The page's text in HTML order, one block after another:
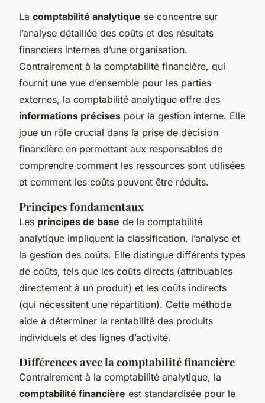
La comptabilité analytique se concentre sur
l’analyse détaillée des coûts et des résultats
financiers internes d’une organisation.
Contrairement à la comptabilité financière, qui
fournit une vue d’ensemble pour les parties
externes, la comptabilité analytique offre des
informations précises pour la gestion interne. Elle
joue un rôle crucial dans la prise de décision
financière en permettant aux responsables de
comprendre comment les ressources sont utilisées
et comment les coûts peuvent être réduits.
Principes fondamentaux
Les principes de base de la comptabilité
analytique impliquent la classification, l’analyse et
la gestion des coûts. Elle distingue différents types
de coûts, tels que les coûts directs (attribuables
directement à un produit) et les coûts indirects
(qui nécessitent une répartition). Cette méthode
aide à déterminer la rentabilité des produits
individuels et des lignes d’activité.
Différences avec la comptabilité financière
Contrairement à la comptabilité analytique, la
comptabilité financière est standardisée pour le